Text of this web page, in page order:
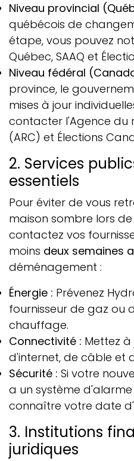
Niveau provincial
québécois de
étape, vous pouvez
Québec, SAAQ et
Niveau fédéral
province, le
mises à jour
contacter l'Agence du
(ARC) et Élections
2. Services
essentiels
Pour éviter de vous
maison sombre lors
contactez vos
moins deux semaines
déménagement :
Énergie : Prévenez
fournisseur de gaz ou
chauffage.
Connectivité : Mettez à
d'internet, de câble et
Sécurité : Si votre
a un système d'alarme
connaître votre date
3. Institutions
juridiques